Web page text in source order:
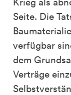
Seite. Die
verfügbar
dem
Verträge